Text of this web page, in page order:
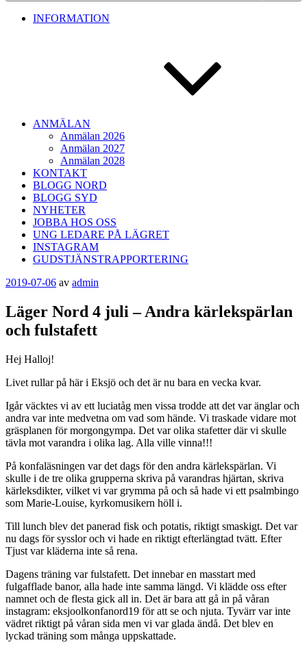
INFORMATION
ANMÄLAN
Anmälan 2026
Anmälan 2027
Anmälan 2028
KONTAKT
BLOGG NORD
BLOGG SYD
NYHETER
JOBBA HOS OSS
UNG LEDARE PÅ LÄGRET
INSTAGRAM
GUDSTJÄNSTRAPPORTERING
Publicerat
2019-07-06 av admin
Läger Nord 4 juli – Andra kärlekspärlan
och fulstafett
Hej Halloj!
Livet rullar på här i Eksjö och det är nu bara en vecka kvar.
Igår väcktes vi av ett luciatåg men vissa trodde att det var änglar och
andra var inte medvetna om vad som hände. Vi traskade vidare mot
gräsplanen för morgongympa. Det var olika stafetter där vi skulle
tävla mot varandra i olika lag. Alla ville vinna!!!
På konfaläsningen var det dags för den andra kärlekspärlan. Vi
skulle i de tre olika grupperna skriva på varandras hjärtan, skriva
kärleksdikter, vilket vi var grymma på och så hade vi ett psalmbingo
som Marie-Louise, kyrkomusikern höll i.
Till lunch blev det panerad fisk och potatis, riktigt smaskigt. Det var
nu dags för sysslor och vi hade en riktigt efterlängtad tvätt. Efter
Tjust var kläderna inte så rena.
Dagens träning var fulstafett. Det innebar en masstart med
fulgafflade banor, alla hade inte samma längd. Vi klädde oss efter
namnet och de flesta gick all in. Det är bara att gå in på våran
instagram: eksjoolkonfanord19 för att se och njuta. Tyvärr var inte
vädret riktigt på våran sida men vi var glada ändå. Det blev en
lyckad träning som många uppskattade.